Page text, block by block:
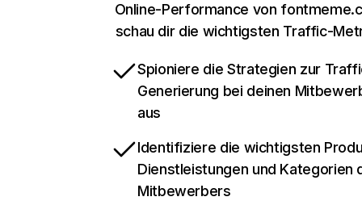
Online-Performance von
schau dir die wichtigsten Traffic-
Spioniere die Strategien zur
Generierung bei deinen
aus
Identifiziere die wichtigsten
Dienstleistungen und Kategorien
Mitbewerbers